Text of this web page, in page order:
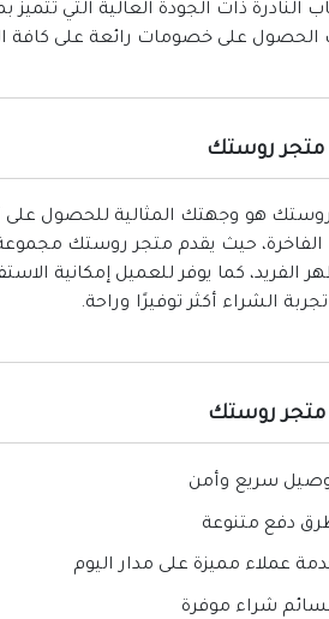
النادرة ذات الجودة العالية التي
الحصول على خصومات رائعة على كافة
متجر روستك
هو وجهتك المثالية للحصول على
الفاخرة، حيث يقدم متجر روستك مجموعة
الفريد، كما يوفر للعميل إمكانية
الشراء أكثر توفيرًا وراحة.
روستك
سريع وأمن
دفع متنوعة
عملاء مميزة على مدار اليوم
شراء موفرة